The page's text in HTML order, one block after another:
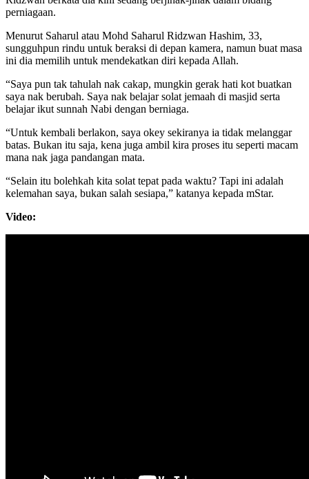
perniagaan.
Menurut Saharul atau Mohd Saharul Ridzwan Hashim, 33,
sungguhpun rindu untuk beraksi di depan kamera, namun buat masa
ini dia memilih untuk mendekatkan diri kepada Allah.
“Saya pun tak tahulah nak cakap, mungkin gerak hati kot buatkan
saya nak berubah. Saya nak belajar solat jemaah di masjid serta
belajar ikut sunnah Nabi dengan berniaga.
“Untuk kembali berlakon, saya okey sekiranya ia tidak melanggar
batas. Bukan itu saja, kena juga ambil kira proses itu seperti macam
mana nak jaga pandangan mata.
“Selain itu bolehkah kita solat tepat pada waktu? Tapi ini adalah
kelemahan saya, bukan salah sesiapa,” katanya kepada mStar.
Video: